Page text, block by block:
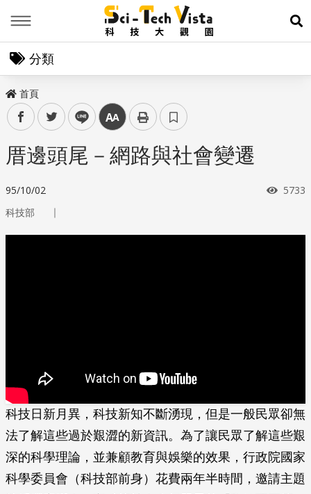
展
分類
首頁
facebooktwitter line 中
厝邊頭尾－網路與社會變遷
95/10/02 瀏覽
5733
科技部 ｜
科技日新月異，科技新知不斷湧現，但是一般民眾卻無
法了解這些過於艱澀的新資訊。為了讓民眾了解這些艱
深的科學理論，並兼顧教育與娛樂的效果，行政院國家
科學委員會（科技部前身）花費兩年半時間，邀請主題